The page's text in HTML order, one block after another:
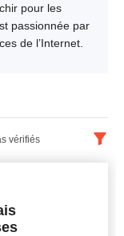
pour les
passionnée par
de l’Internet.
vérifiés